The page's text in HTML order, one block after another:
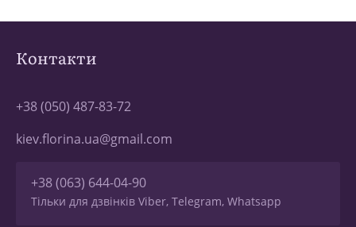
Контакти
+38 (050) 487-83-72
kiev.florina.ua@gmail.com
+38 (063) 644-04-90
Тільки для дзвінків Viber, Telegram, Whatsapp